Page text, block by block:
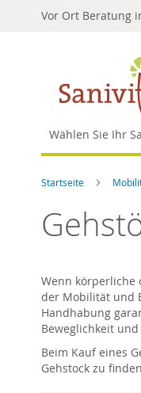
Vor Ort Beratung
Wählen Sie Ihr
Startseite
Wenn körperliche
der Mobilität und
Handhabung
Beweglichkeit
Beim Kauf eines
Gehstock zu